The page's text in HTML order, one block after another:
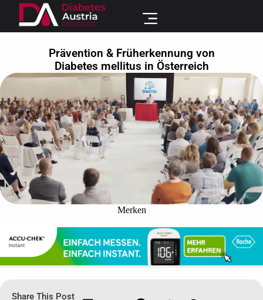
Prävention & Früherkennung von
Diabetes mellitus in Österreich
Merken
Share This Post